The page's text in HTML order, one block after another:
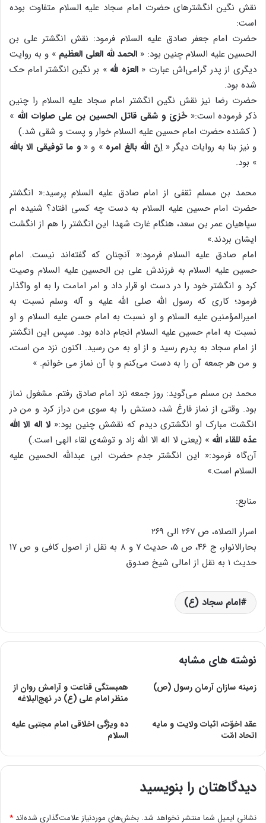
نقش نگین انگشترهای حضرت امام سجاد علیه السلام متفاوت بوده
است:
حضرت امام جعفر صادق علیه السلام فرمود: نقش انگشتر علی بن
الحسین علیه السلام چنین بود: « الحمد لله العلی العظیم » و به روایت
دیگری از پدر گرامی‌اش عبارت « العزه لله » بر نگین انگشتر امام حک
شده بود.
حضرت رضا نیز نقش نگین انگشتر امام سجاد علیه السلام را چنین
ذکر فرموده است:«خَزیَ و شقی قاتل الحسین بن علی صلوات الله »
( کشنده حضرت امام حسین علیه السلام خوار و پست و شقی شد.)
و نیز بنا به روایات دیگر « اِنّ الله بالغ امره » و «و ما توفیقی الا بالله
» بود.
محمد بن مسلم ثقفی از امام صادق علیه السلام پرسید:« انگشتر
حضرت امام حسین علیه السلام به دست چه کسی افتاد؟ شنیده ام
سپاهیان عمر بن سعد، هنگام غارت شهدا این انگشتر را هم از انگشت
ایشان بردند.»
امام صادق علیه السلام فرمود:« آنچنان که گفته‌اند نیست. امام
حسین علیه السلام به فرزندش علی بن الحسین علیه السلام وصیت
کرد و انگشتر خود را در دست او قرار داد و امر امامت را به او واگذار
فرمود؛ کاری که رسول الله صلی الله علیه و آله وسلم نسبت به
امیرالمؤمنین علیه السلام و او نسبت به امام حسن علیه السلام و او
نسبت به امام حسین علیه السلام انجام داده بود. سپس این انگشتر
از امام سجاد به پدرم رسید و از او به من رسید. اکنون نزد من است،
و من هر جمعه آن را به دست می‌کنم و با آن نماز می خوانم. »
محمد بن مسلم می‌گوید: روز جمعه نزد امام صادق رفتم. مشغول نماز
بود. وقتی از نماز فارغ شد، دستش را به سوی من دراز کرد و من در
انگشت مبارک او انگشتری دیدم که نقشش چنین بود:« لا اله الا الله
عدّه للقاء الله » (یعنی لا اله الا الله زاد و توشه‌ی لقاء الهی است.)
آن‌گاه فرمود:« این انگشتر جدم حضرت ابی عبدالله الحسین علیه
السلام است.»
منابع:
اسرار الصلاه، ص ۲۶۷ الی ۲۶۹
بحارالانوار، ج ۴۶، ص ۵، حدیث ۷ و ۸ به نقل از اصول کافی و ص ۱۷
حدیث ۱ به نقل از امالی شیخ صدوق
امام سجاد (ع)
نوشته های مشابه
زمينه‏ سازان آرمان رسول (ص)
همبستگی قناعت و آرامش روان از
منظر امام علی (ع) در نهج‌البلاغه
عقد اخوّت، اثبات ولايت و مايه
اتحاد امّت
ده ويژگی اخلاقی امام مجتبی‏ علیه‏
السلام
دیدگاهتان را بنویسید
نشانی ایمیل شما منتشر نخواهد شد. بخش‌های موردنیاز علامت‌گذاری شده‌اند *